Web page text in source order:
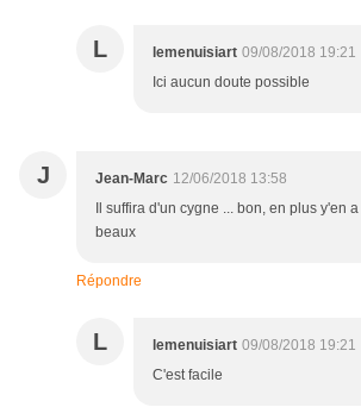
L lemenuisiart 09/08/2018 19:21
Ici aucun doute possible
J Jean-Marc 12/06/2018 13:58
Il suffira d'un cygne ... bon, en plus y'en
beaux
Répondre
L lemenuisiart 09/08/2018 19:21
C'est facile